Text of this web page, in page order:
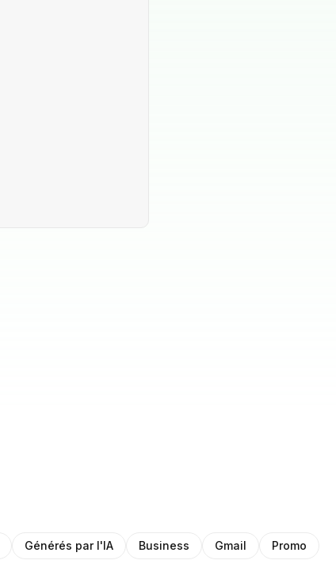
Générés par l'IA Business Gmail Promo